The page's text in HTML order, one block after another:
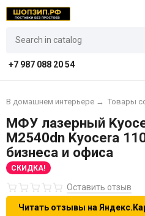
+7 987 088 20 54
В домашнем интерьере → Товары
МФУ лазерный
M2540dn Kyocera
бизнеса и офиса
СКИДКА!
Оставить отзыв
Читать отзывы на